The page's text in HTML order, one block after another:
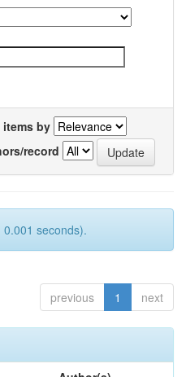
items by
record
seconds).
previous 1 next